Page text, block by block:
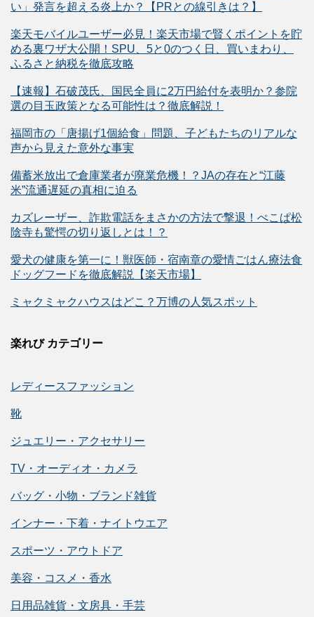
い」発言を超える炎上か？【PRとの線引きは？】
楽天モバイルユーザー必見！楽天市場で賢くポイントを貯
める裏ワザ大公開！SPU、5と0のつく日、買いまわり、
ふるさと納税を徹底攻略
【速報】石破茂氏、国民全員に2万円給付を表明か？参院
選の目玉政策となる可能性は？徹底解説！
福岡市の「唐揚げ1個給食」問題、子どもたちのリアルな
声から見えた意外な事実
備蓄米放出で倉庫業者が廃業危機！？JAの存在と“江藤
米”流通遅延の真相に迫る
カズレーザー、詐欺電話をまさかの方法で撃退！ぺこぱ松
陰寺も驚愕の切り返しとは！？
愛犬の健康を第一に！獣医師・宿南章の愛情ごはん療法食
ドッグフードを徹底解説【楽天市場】
ミャクミャクハウスはどこ？万博の人気スポット
楽れび カテゴリー
レディースファッション
靴
ジュエリー・アクセサリー
TV・オーディオ・カメラ
バッグ・小物・ブランド雑貨
インナー・下着・ナイトウエア
スポーツ・アウトドア
美容・コスメ・香水
日用品雑貨・文房具・手芸